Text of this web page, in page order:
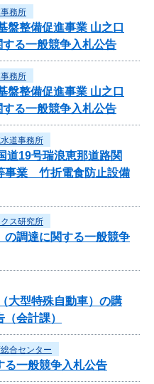
務所
盤整備促進事業 山之口
る一般競争入札公告
務所
盤整備促進事業 山之口
る一般競争入札公告
道事務所
道19号瑞浪恵那道路関
事業 竹折電食防止設備
ス研究所
の調達に関する一般競争
大型特殊自動車）の購
会計課）
合センター
る一般競争入札公告